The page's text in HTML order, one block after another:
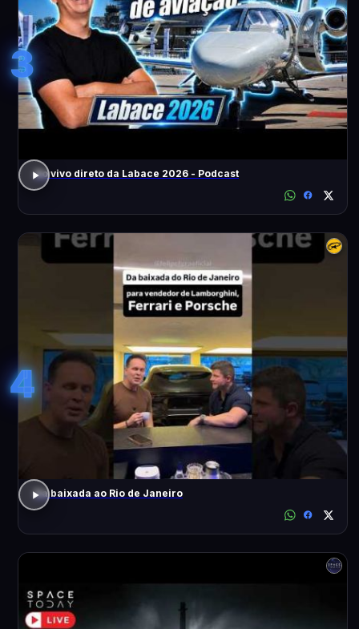
3
Ao vivo direto da Labace 2026 - Podcast
4
Da baixada ao Rio de Janeiro